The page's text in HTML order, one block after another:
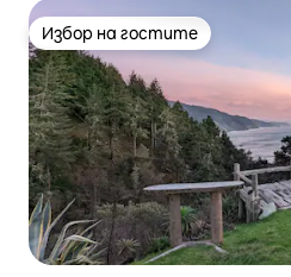
Избор на гостите
Избор на гостите